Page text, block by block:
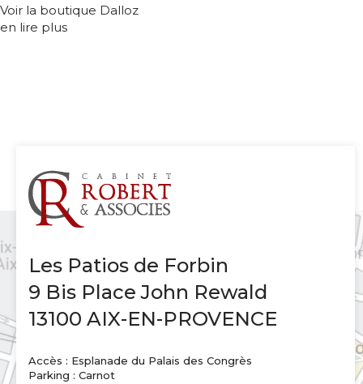
Voir la boutique Dalloz
en lire plus
Les Patios de Forbin
9 Bis Place John Rewald
13100 AIX-EN-PROVENCE
Accès : Esplanade du Palais des Congrès
Parking : Carnot